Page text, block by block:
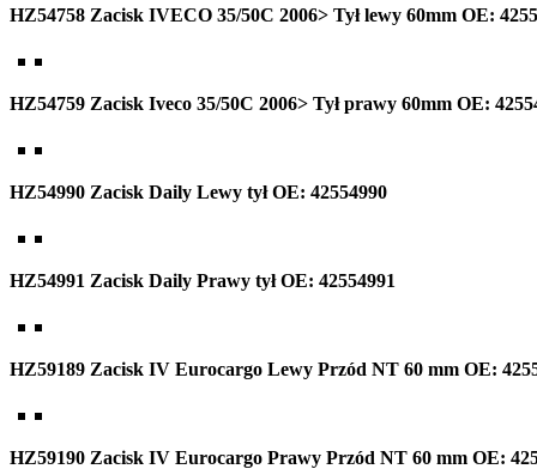
HZ54758 Zacisk IVECO 35/50C 2006> Tył lewy 60mm OE:
HZ54759 Zacisk Iveco 35/50C 2006> Tył prawy 60mm OE:
HZ54990 Zacisk Daily Lewy tył OE: 42554990
HZ54991 Zacisk Daily Prawy tył OE: 42554991
HZ59189 Zacisk IV Eurocargo Lewy Przód NT 60 mm OE:
HZ59190 Zacisk IV Eurocargo Prawy Przód NT 60 mm OE: